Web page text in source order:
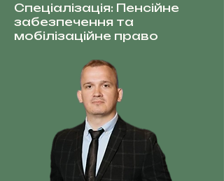
Спеціалізація: Пенсійне
забезпечення та
мобілізаційне право